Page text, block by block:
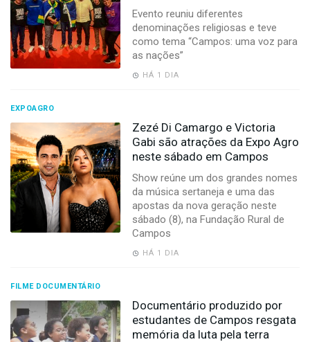
Evento reuniu diferentes
denominações religiosas e teve
como tema “Campos: uma voz para
as nações”
HÁ 1 DIA
EXPOAGRO
Zezé Di Camargo e Victoria
Gabi são atrações da Expo Agro
neste sábado em Campos
Show reúne um dos grandes nomes
da música sertaneja e uma das
apostas da nova geração neste
sábado (8), na Fundação Rural de
Campos
HÁ 1 DIA
FILME DOCUMENTÁRIO
Documentário produzido por
estudantes de Campos resgata
memória da luta pela terra